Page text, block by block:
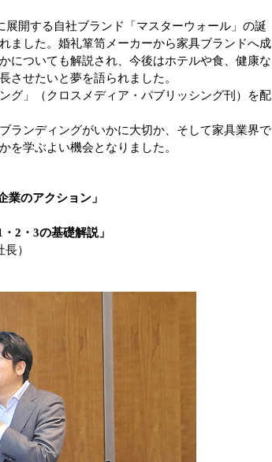
展開する自社ブランド「マスターウォール」の誕
ました。婚礼箪笥メーカーから家具ブランドへ成
についても解説され、今後はホテルや食、健康な
させたいと夢を語られました。
グ」（クロスメディア・パブリッシング刊）を配
ランディングがいかに大切か、そして家具業界で
を学ぶよい機会となりました。
業のアクション」
2・3の基礎解説」
）